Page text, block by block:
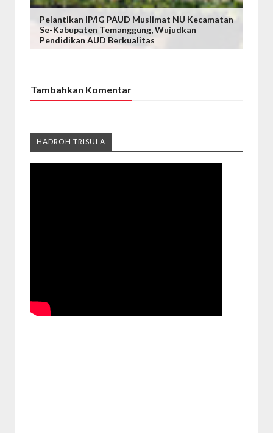
Pelantikan IP/IG PAUD Muslimat NU Kecamatan
Se-Kabupaten Temanggung, Wujudkan
Pendidikan AUD Berkualitas
Tambahkan Komentar
HADROH TRISULA